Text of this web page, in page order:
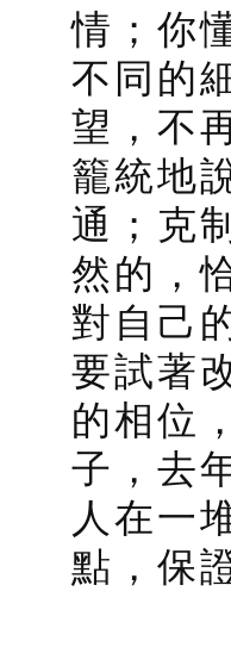
情；你
不同的
望，不
籠統地
通；克
然的，
對自己
要試著
的相位
子，去
人在一
點，保